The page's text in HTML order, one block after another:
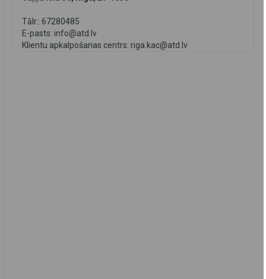
Tālr.: 67280485
E-pasts: info@atd.lv
Klientu apkalpošanas centrs: riga.kac@atd.lv